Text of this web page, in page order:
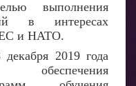
выполнения
в интересах
ЕС и НАТО.
2019 года